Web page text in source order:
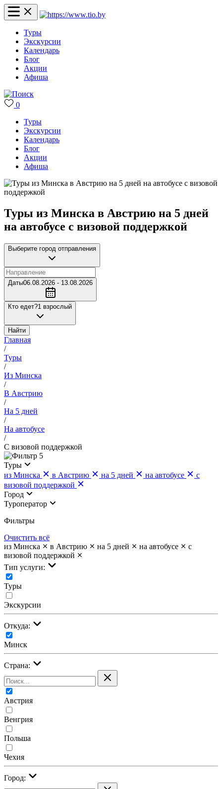
Туры
Экскурсии
Календарь
Блог
Акции
Афиша
0
Туры
Экскурсии
Календарь
Блог
Акции
Афиша
Туры из Минска в Австрию на 5 дней
на автобусе с визовой поддержкой
Выберите город отправления
Даты06.08.2026 - 13.08.2026
Кто едет?1 взрослый
Найти
Главная
/
Туры
/
Из Минска
/
В Австрию
/
На 5 дней
/
На автобусе
/
С визовой поддержкой
5
Туры
из Минска
в Австрию на 5 дней на автобусе
с
визовой поддержкой
Город
Туроператор
Фильтры
Очистить всё
из Минска
в Австрию на 5 дней на автобусе
с
визовой поддержкой
Тип услуги:
Туры
Экскурсии
Откуда:
Минск
Страна:
Австрия
Венгрия
Польша
Чехия
Город: